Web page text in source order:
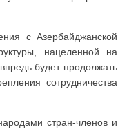
с Азербайджанской
нацеленной на
будет продолжать
сотрудничества
стран-членов и